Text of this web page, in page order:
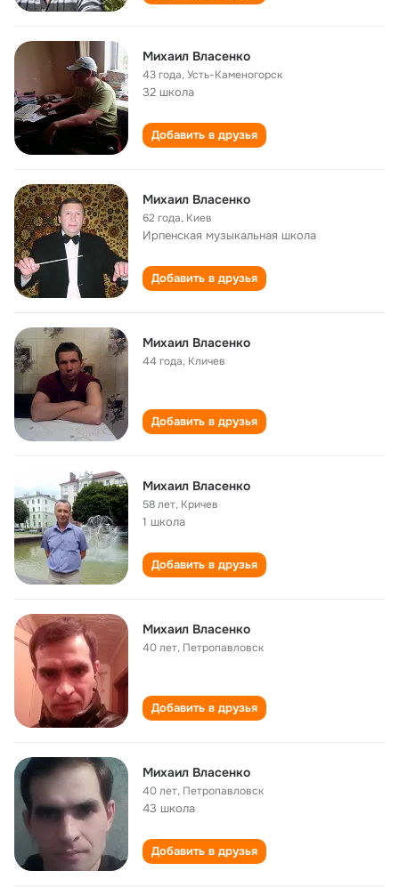
Михаил Власенко
43 года,Усть-Каменогорск
32 школа
Добавить в друзья
Михаил Власенко
62 года, Киев
Ирпенская музыкальная школа
Добавить в друзья
Михаил Власенко
44 года, Кличев
Добавить в друзья
Михаил Власенко
58 лет, Кричев
1 школа
Добавить в друзья
Михаил Власенко
40 лет, Петропавловск
Добавить в друзья
Михаил Власенко
40 лет, Петропавловск
43 школа
Добавить в друзья